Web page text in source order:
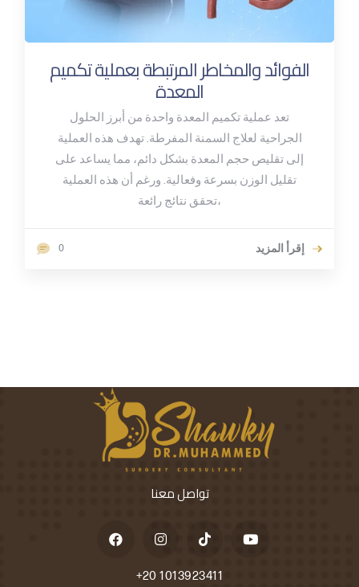
الفوائد والمخاطر المرتبطة بعملية تكميم
المعدة
تعد عملية تكميم المعدة واحدة من أبرز الحلول
الجراحية لعلاج السمنة المفرطة. تهدف هذه العملية
إلى تقليص حجم المعدة بشكل دائم، مما يساعد على
تقليل الوزن بسرعة وفعالية. ورغم أن هذه العملية
تحقق نتائج رائعة،
0 إقرأ المزيد
تواصل معنا
+20 1013923411